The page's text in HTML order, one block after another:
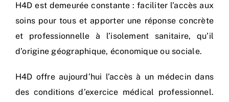
H4D est demeurée constante : faciliter l’accès aux
soins pour tous et apporter une réponse concrète
et professionnelle à l’isolement sanitaire, qu’il
d’origine géographique, économique ou sociale.
H4D offre aujourd’hui l’accès à un médecin dans
des conditions d’exercice médical professionnel.